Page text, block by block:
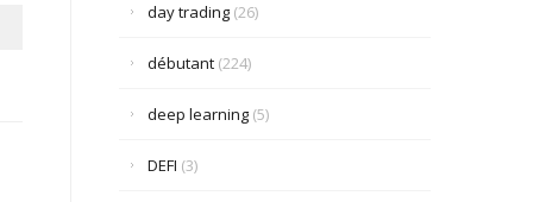
day trading(26)
débutant(224)
deep learning(5)
DEFI (3)